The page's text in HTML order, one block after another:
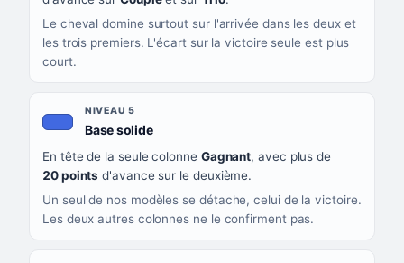
Le cheval domine surtout sur l'arrivée dans les deux et
les trois premiers. L'écart sur la victoire seule est plus
court.
NIVEAU 5
Base solide, couleur bleu roi
En tête de la seule colonne Gagnant, avec plus de
20 points d'avance sur le deuxième.
Un seul de nos modèles se détache, celui de la victoire.
Les deux autres colonnes ne le confirment pas.